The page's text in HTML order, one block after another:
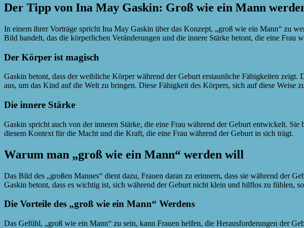
Der Tipp von Ina May Gaskin: Groß wie ein Mann
In einem ihrer Vorträge spricht Ina May Gaskin über das Konzept, „groß wie ein Mann“ zu
Bild handelt, das die körperlichen Veränderungen und die innere Stärke betont, die eine Frau
Der Körper ist magisch
Gaskin betont, dass der weibliche Körper während der Geburt erstaunliche Fähigkeiten
aus, um das Kind auf die Welt zu bringen. Diese Fähigkeit des Körpers, sich auf diese Weise
Die innere Stärke
Gaskin spricht auch von der inneren Stärke, die eine Frau während der Geburt entwickelt.
diesem Kontext für die Macht und die Kraft, die eine Frau während der Geburt in sich trägt.
Warum man „groß wie ein Mann“ werden will
Das Bild des „großen Mannes“ dient dazu, Frauen daran zu erinnern, dass sie während der
Gaskin betont, dass es wichtig ist, sich während der Geburt nicht klein und hilflos zu fühlen,
Die Vorteile des „groß wie ein Mann“ Werdens
Das Gefühl, „groß wie ein Mann“ zu sein, kann Frauen helfen, die Herausforderungen der